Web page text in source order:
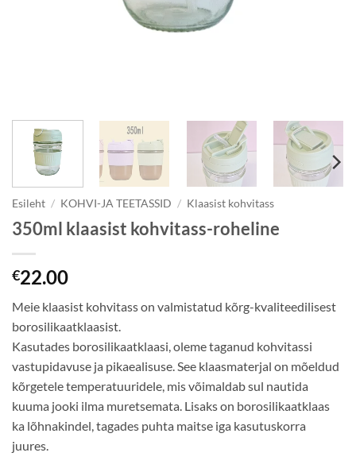
Esileht / KOHVI-JA TEETASSID / Klaasist kohvitass
350ml klaasist kohvitass-roheline
€22.00
Meie klaasist kohvitass on valmistatud kõrg-kvaliteedilisest
borosilikaatklaasist.
Kasutades borosilikaatklaasi, oleme taganud kohvitassi
vastupidavuse ja pikaealisuse. See klaasmaterjal on mõeldud
kõrgetele temperatuuridele, mis võimaldab sul nautida
kuuma jooki ilma muretsemata. Lisaks on borosilikaatklaas
ka lõhnakindel, tagades puhta maitse iga kasutuskorra
juures.